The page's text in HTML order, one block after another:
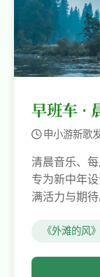
早班车 ·
申小游新歌
清晨音乐、
专为新中年
满活力与期待
《外滩的风》